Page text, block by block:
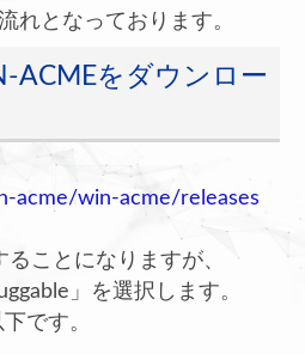
れとなっております。
ACMEをダウンロー
acme/win-acme/releases
ことになりますが、
」を選択します。
です。